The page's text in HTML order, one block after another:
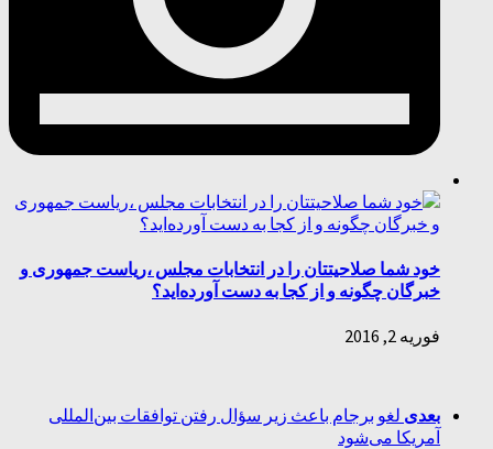
خود شما صلاحیتتان را در انتخابات مجلس ،ریاست جمهوری و
خبرگان چگونه و از کجا به دست آورده‌اید؟
فوریه 2, 2016
بعدی لغو برجام باعث زیر سؤال رفتن توافقات بین‌المللی
آمریکا می‌شود